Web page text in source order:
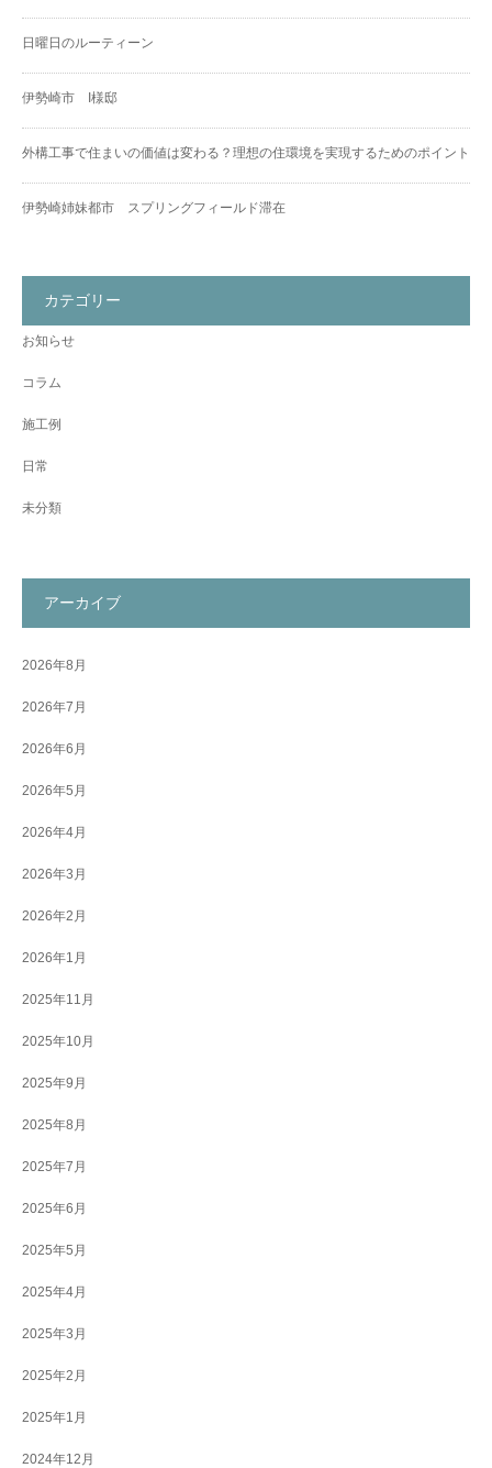
日曜日のルーティーン
伊勢崎市 I様邸
外構工事で住まいの価値は変わる？理想の住環境を実現するためのポイント
伊勢崎姉妹都市 スプリングフィールド滞在
カテゴリー
お知らせ
コラム
施工例
日常
未分類
アーカイブ
2026年8月
2026年7月
2026年6月
2026年5月
2026年4月
2026年3月
2026年2月
2026年1月
2025年11月
2025年10月
2025年9月
2025年8月
2025年7月
2025年6月
2025年5月
2025年4月
2025年3月
2025年2月
2025年1月
2024年12月